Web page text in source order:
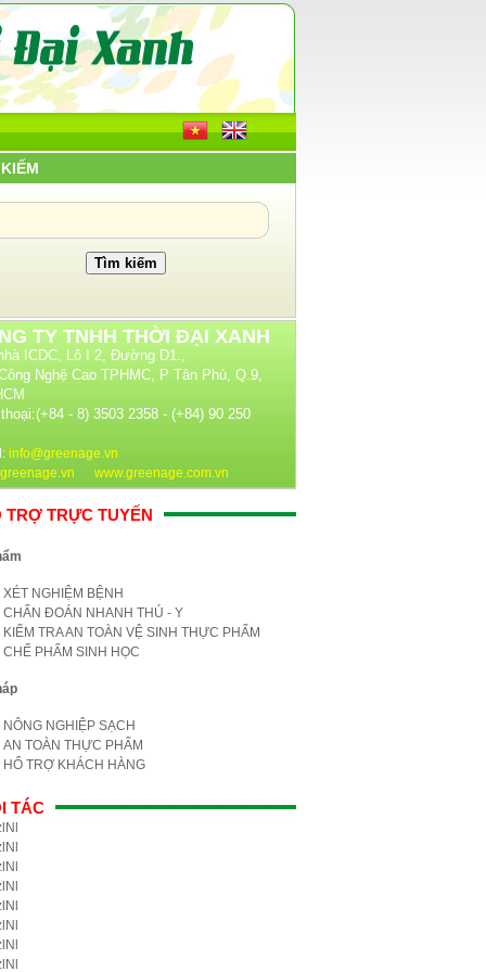
TY TNHH THỜI ĐẠI XANH
ICDC, Lô I 2, Đường D1.,
Nghệ Cao TPHMC, P Tân Phú, Q.9,
- 8) 3503 2358 - (+84) 90 250
info@greenage.vn
www.greenage.com.vn
TRỢ TRỰC TUYẾN
XÉT NGHIỆM BỆNH
CHẨN ĐOÁN NHANH THÚ - Y
KIỂM TRA AN TOÀN VỆ SINH THỰC PHẨM
CHẾ PHẨM SINH HỌC
NÔNG NGHIỆP SẠCH
AN TOÀN THỰC PHẨM
HỔ TRỢ KHÁCH HÀNG
TÁC